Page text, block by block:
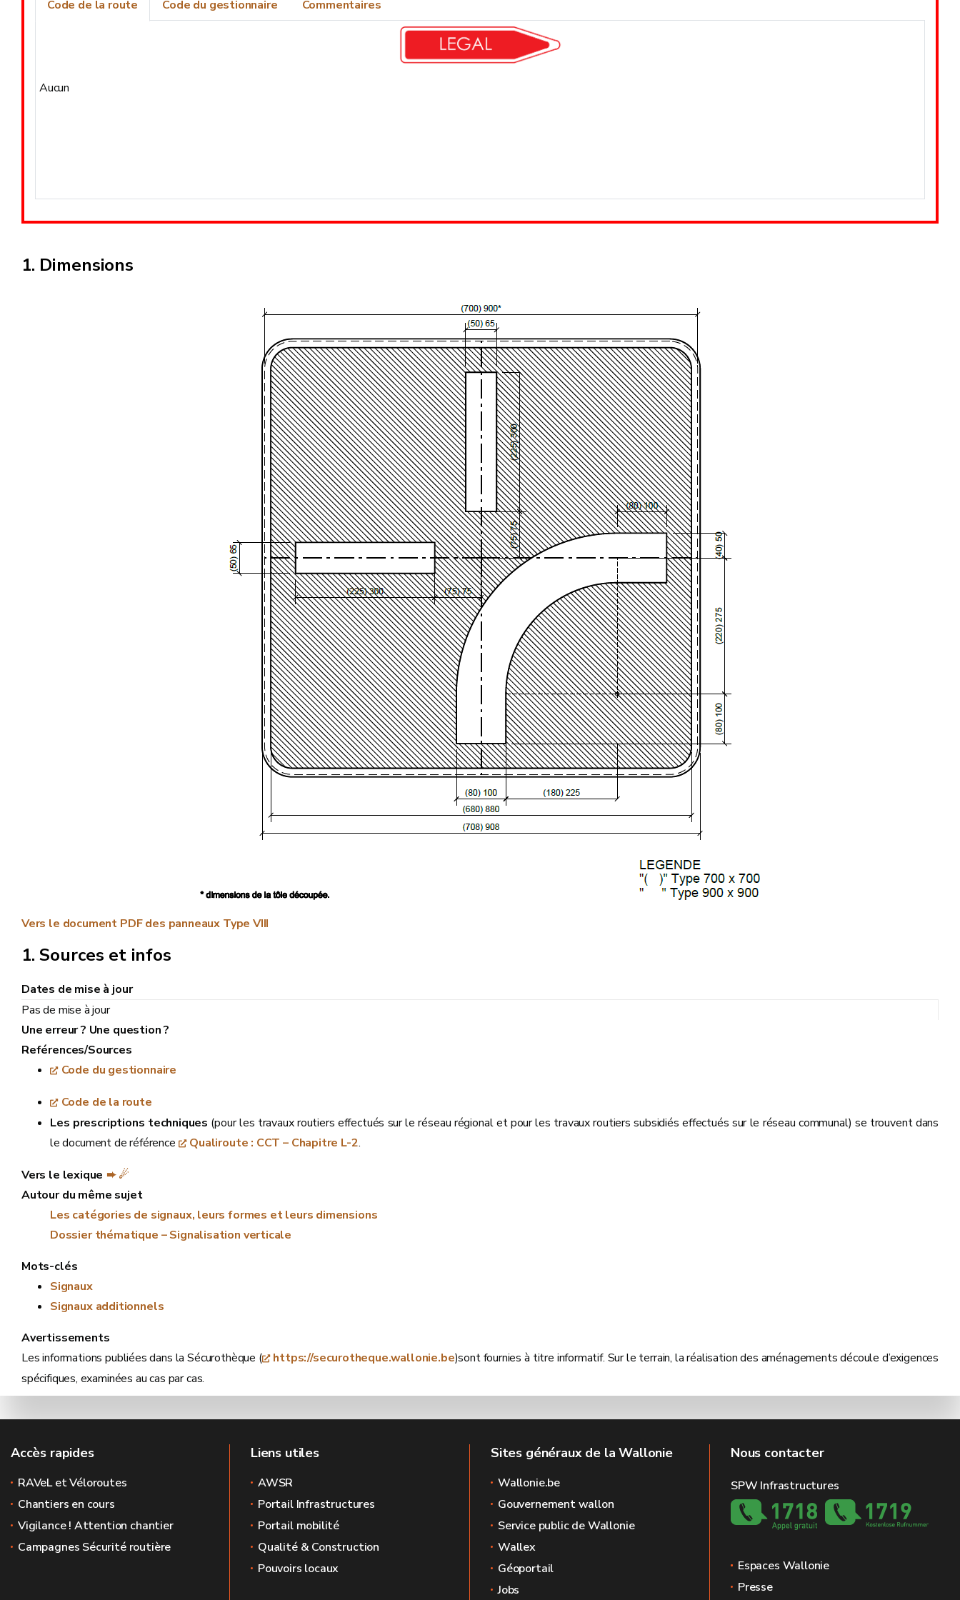
Code de la route Code du gestionnaire Commentaires
Aucun
Dimensions
Vers le document PDF des panneaux Type VIII
Sources et infos
Dates de mise à jour
Pas de mise à jour
Une erreur ? Une question ?
Reférences/Sources
Code du gestionnaire
Code de la route
Les prescriptions techniques (pour les travaux routiers effectués sur le réseau régional et pour les travaux routiers subsidiés effectués sur le réseau communal) se trouvent dans
le document de référence
Qualiroute : CCT – Chapitre L-2.
Vers le lexique ➨ ☄
Autour du même sujet
Les catégories de signaux, leurs formes et leurs dimensions
Dossier thématique – Signalisation verticale
Mots-clés
Signaux
Signaux additionnels
Avertissements
Les informations publiées dans la Sécurothèque (
https://securotheque.wallonie.be)sont fournies à titre informatif. Sur le terrain, la réalisation des aménagements découle d’exigences
spécifiques, examinées au cas par cas.
Accès rapides
RAVeL et Véloroutes
Chantiers en cours
Vigilance ! Attention chantier
Campagnes Sécurité routière
Liens utiles
AWSR
Portail Infrastructures
Portail mobilité
Qualité & Construction
Pouvoirs locaux
Sites généraux de la Wallonie
Wallonie.be
Gouvernement wallon
Service public de Wallonie
Wallex
Géoportail
Jobs
Nous contacter
SPW Infrastructures
Espaces Wallonie
Presse